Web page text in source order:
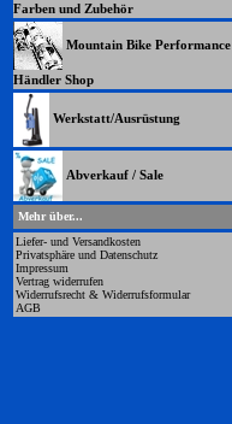
Farben und Zubehör
Mountain Bike Performance
Händler Shop
Werkstatt/Ausrüstung
Abverkauf / Sale
Mehr über...
Liefer- und Versandkosten
Privatsphäre und Datenschutz
Impressum
Vertrag widerrufen
Widerrufsrecht & Widerrufsformular
AGB